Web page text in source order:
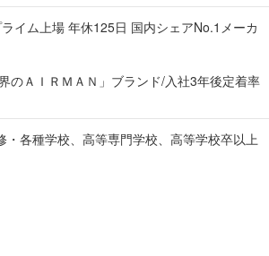
イム上場 年休125日 国内シェアNo.1メーカ
のＡＩＲＭＡＮ」ブランド/入社3年後定着率
各種学校、高等専門学校、高等学校卒以上